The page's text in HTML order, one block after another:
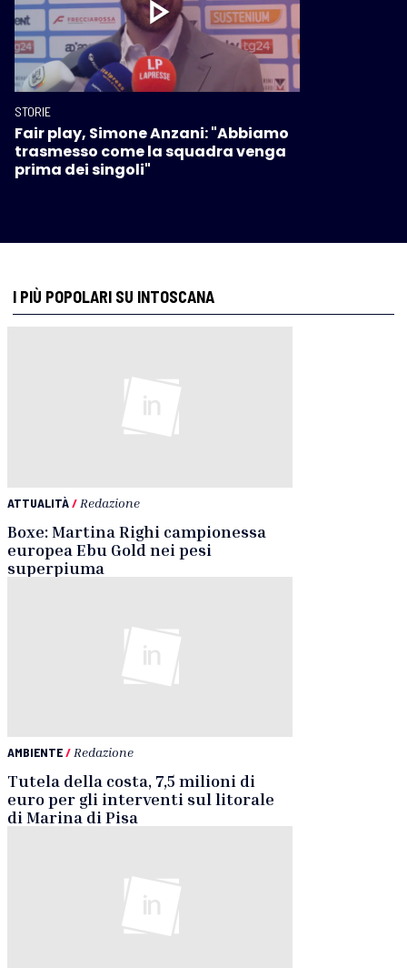
STORIE
Fair play, Simone Anzani: "Abbiamo
trasmesso come la squadra venga
prima dei singoli"
I PIÙ POPOLARI SU INTOSCANA
ATTUALITÀ/ Redazione
Boxe: Martina Righi campionessa
europea Ebu Gold nei pesi
superpiuma
AMBIENTE/ Redazione
Tutela della costa, 7,5 milioni di
euro per gli interventi sul litorale
di Marina di Pisa